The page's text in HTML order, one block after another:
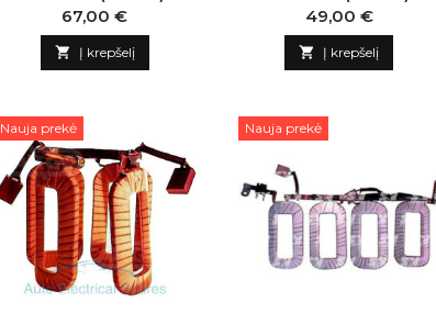
NLP18 N130882 LUCAS-
CN
Kaina
67,00 €
 Į krepšelį
NLP18 N130196 LUCAS-
CN
Kaina
49,00 €
 Į krepšelį
Nauja prekė Nauja prekė